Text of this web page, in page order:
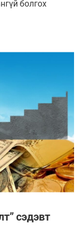
болгох
сэдэвт